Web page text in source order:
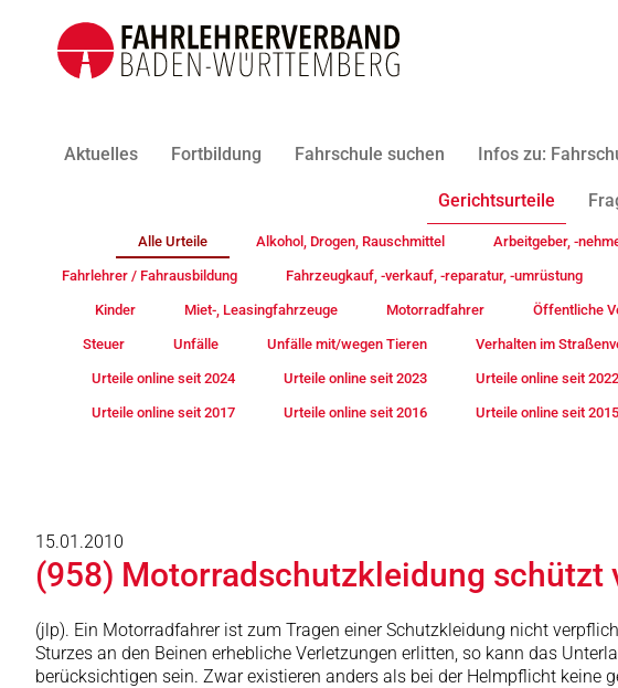
Aktuelles Fortbildung Fahrschule suchen Infos zu:
Gerichtsurteile
Alle Urteile Alkohol, Drogen, Rauschmittel Arbeitgeber, -
Fahrlehrer / Fahrausbildung Fahrzeugkauf, -verkauf, -reparatur, -umrüstung
Kinder Miet-, Leasingfahrzeuge Motorradfahrer Öffentliche
Steuer Unfälle Unfälle mit/wegen Tieren Verhalten im
Urteile online seit 2024 Urteile online seit 2023 Urteile online seit 2022
Urteile online seit 2017 Urteile online seit 2016 Urteile online seit 2015
15.01.2010
(958) Motorradschutzkleidung schützt
(jlp). Ein Motorradfahrer ist zum Tragen einer Schutzkleidung nicht
Sturzes an den Beinen erhebliche Verletzungen erlitten, so kann das
berücksichtigen sein. Zwar existieren anders als bei der Helmpflicht keine